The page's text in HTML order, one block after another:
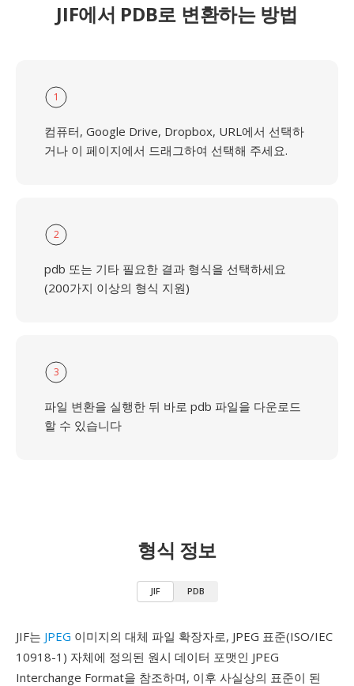
JIF에서 PDB로 변환하는 방법
1
컴퓨터, Google Drive, Dropbox, URL에서 선택하
거나 이 페이지에서 드래그하여 선택해 주세요.
2
pdb 또는 기타 필요한 결과 형식을 선택하세요
(200가지 이상의 형식 지원)
3
파일 변환을 실행한 뒤 바로 pdb 파일을 다운로드
할 수 있습니다
형식 정보
JIF PDB
JIF는 JPEG 이미지의 대체 파일 확장자로, JPEG 표준(ISO/IEC
10918-1) 자체에 정의된 원시 데이터 포맷인 JPEG
Interchange Format을 참조하며, 이후 사실상의 표준이 된